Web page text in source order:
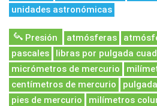
unidades astronómicas
Presión atmósferas
pascales
libras por pulgada
micrómetros de mercurio
centímetros de mercurio
pies de mercurio
milímetros